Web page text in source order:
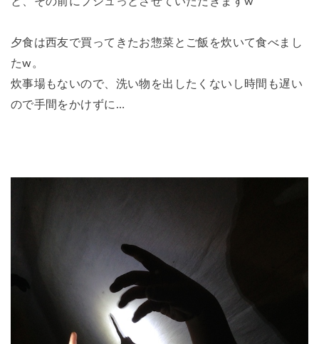
夕食は西友で買ってきたお惣菜とご飯を炊いて食べまし
たw。
炊事場もないので、洗い物を出したくないし時間も遅い
ので手間をかけずに…